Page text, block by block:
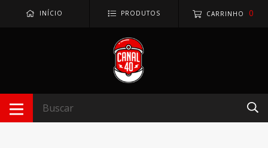
INÍCIO PRODUTOS CARRINHO 0